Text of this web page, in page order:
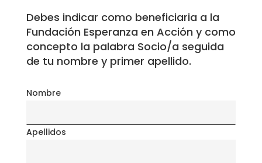
Debes indicar como beneficiaria a la
Fundación Esperanza en Acción y como
concepto la palabra Socio/a seguida
de tu nombre y primer apellido.
Nombre
Apellidos